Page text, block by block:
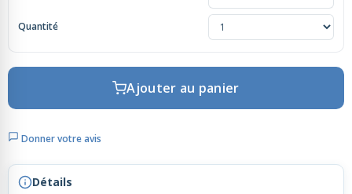
Scrapbooking, Loisirs Créatifs
Quantité
Ajouter au panier
Donner votre avis
Détails